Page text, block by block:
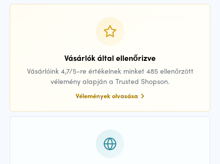
Vásárlók által ellenőrizve
Vásárlóink 4,7/5-re értékelnek minket 485 ellenőrzött
vélemény alapján a Trusted Shopson.
Vélemények olvasása